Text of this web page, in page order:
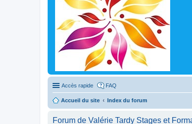
Accès rapide FAQ
Accueil du site Index du forum
Forum de Valérie Tardy Stages et